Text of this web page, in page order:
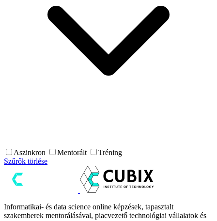
Aszinkron Mentorált
Tréning
Szűrők törlése
Informatikai- és data science online képzések, tapasztalt
szakemberek mentorálásával, piacvezető technológiai vállalatok és